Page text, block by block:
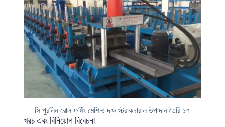
সি পুরলিন রোল ফর্মিং মেশিন: দক্ষ স্ট্রাকচারাল উপাদান তৈরি ১৭
খরচ এবং বিনিয়োগ বিবেচনা